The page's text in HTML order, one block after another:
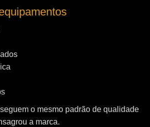
o mesmo padrão de qualidade
a marca.